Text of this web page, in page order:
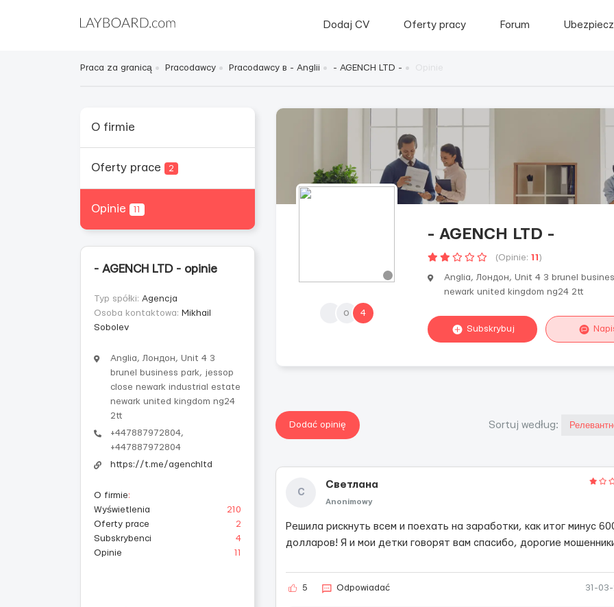
Dodaj CV Oferty pracy Forum
Praca za granicą Pracodawcy Pracodawcy в - Anglii - AGENCH LTD -
O firmie
Oferty prace 2
Opinie 11
- AGENCH LTD - opinie
Typ spółki: Agencja
Osoba kontaktowa: Mikhail
Sobolev
Anglia, Лондон, Unit 4 3
brunel business park, jessop
close newark industrial estate
newark united kingdom ng24
2tt
+447887972804,
+447887972804
https://t.me/agenchltd
O firmie:
Wyświetlenia
210
Oferty prace
2
Subskrybenci
4
Opinie
11
o 4
- AGENCH LTD -
(Opinie: 11 )
Anglia, Лондон, Unit 4 3 brunel
newark united kingdom ng24 2tt
Subskrybuj
Dodać opinię Sortuj według:
С
Светлана
Anonimowy
Решила рискнуть всем и поехать на заработки, как итог минус
долларов! Я и мои детки говорят вам спасибо, дорогие
5 Odpowiadać 31-